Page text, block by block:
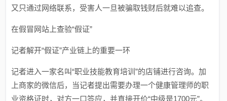
又只通过网络联系，受害人一旦被骗取钱财后就难以追查。
在假冒网站上查验“假证”
记者解开“假证”产业链上的重要一环
记者进入一家名叫“职业技能教育培训”的店铺进行咨询。加
上商家的微信后，当记者提出需要办理一个健康管理师的职
业资格证时，对方一口答应，并直接开价“中级是1700元”。